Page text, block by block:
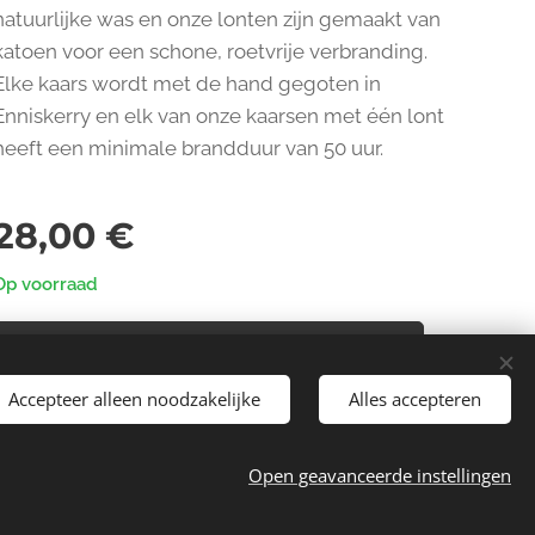
was en onze lonten zijn gemaakt van
voor een schone, roetvrije verbranding.
kaars wordt met de hand gegoten in
en elk van onze kaarsen met één lont
een minimale brandduur van 50 uur.
€
voorraad
Accepteer alleen noodzakelijke Alles accepteren
Open geavanceerde instellingen